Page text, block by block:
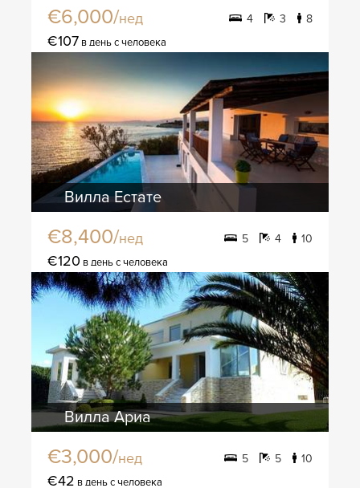
€6,000/нед 4 3 8
€107 в день с человека
Вилла Естате
€8,400/нед 5 4 10
€120 в день с человека
Вилла Ариа
€3,000/нед 5 5 10
€42 в день с человека